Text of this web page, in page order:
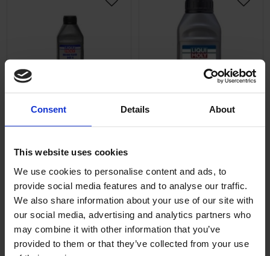
Consent Details About
This website uses cookies
We use cookies to personalise content and ads, to
provide social media features and to analyse our traffic.
We also share information about your use of our site with
our social media, advertising and analytics partners who
may combine it with other information that you’ve
provided to them or that they’ve collected from your use
Bromsvätska Liqui Moly
Dot4 500ml
17-2000-95
195KR
Lägg till i önskelista
2-5 vardagar
KÖP
Bromsvätska Liqui Moly
Dot5.1 250ml
129KR
Lägg
2-5 vardagar
KÖP